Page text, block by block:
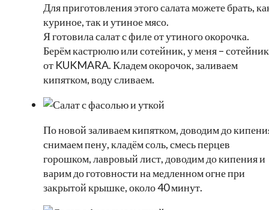
Для приготовления этого салата можете брать,
куриное, так и утиное мясо.
Я готовила салат с филе от утиного окорочка.
Берём кастрюлю или сотейник, у меня – сотейник
от KUKMARA. Кладем окорочок, заливаем
кипятком, воду сливаем.
По новой заливаем кипятком, доводим до
снимаем пену, кладём соль, смесь перцев
горошком, лавровый лист, доводим до кипения и
варим до готовности на медленном огне при
закрытой крышке, около 40 минут.